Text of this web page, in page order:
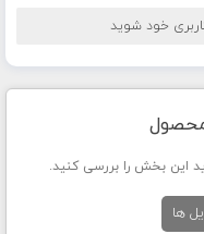
خود شوید
محصول
این بخش را بررسی کنید.
ها